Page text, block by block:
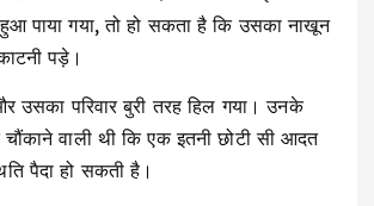
पाया गया, तो हो सकता है कि उसका नाखून
पड़े।
उसका परिवार बुरी तरह हिल गया। उनके
वाली थी कि एक इतनी छोटी सी आदत
पैदा हो सकती है।